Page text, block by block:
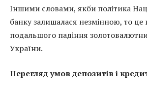
Іншими словами, якби політика
банку залишалася незмінною, то це
подальшого падіння
України.
Перегляд умов депозитів і